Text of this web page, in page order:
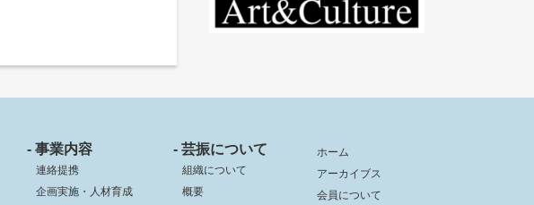
- 事業内容
連絡提携
企画実施・人材育成
- 芸振について
組織について
概要
ホーム
アーカイブス
会員について